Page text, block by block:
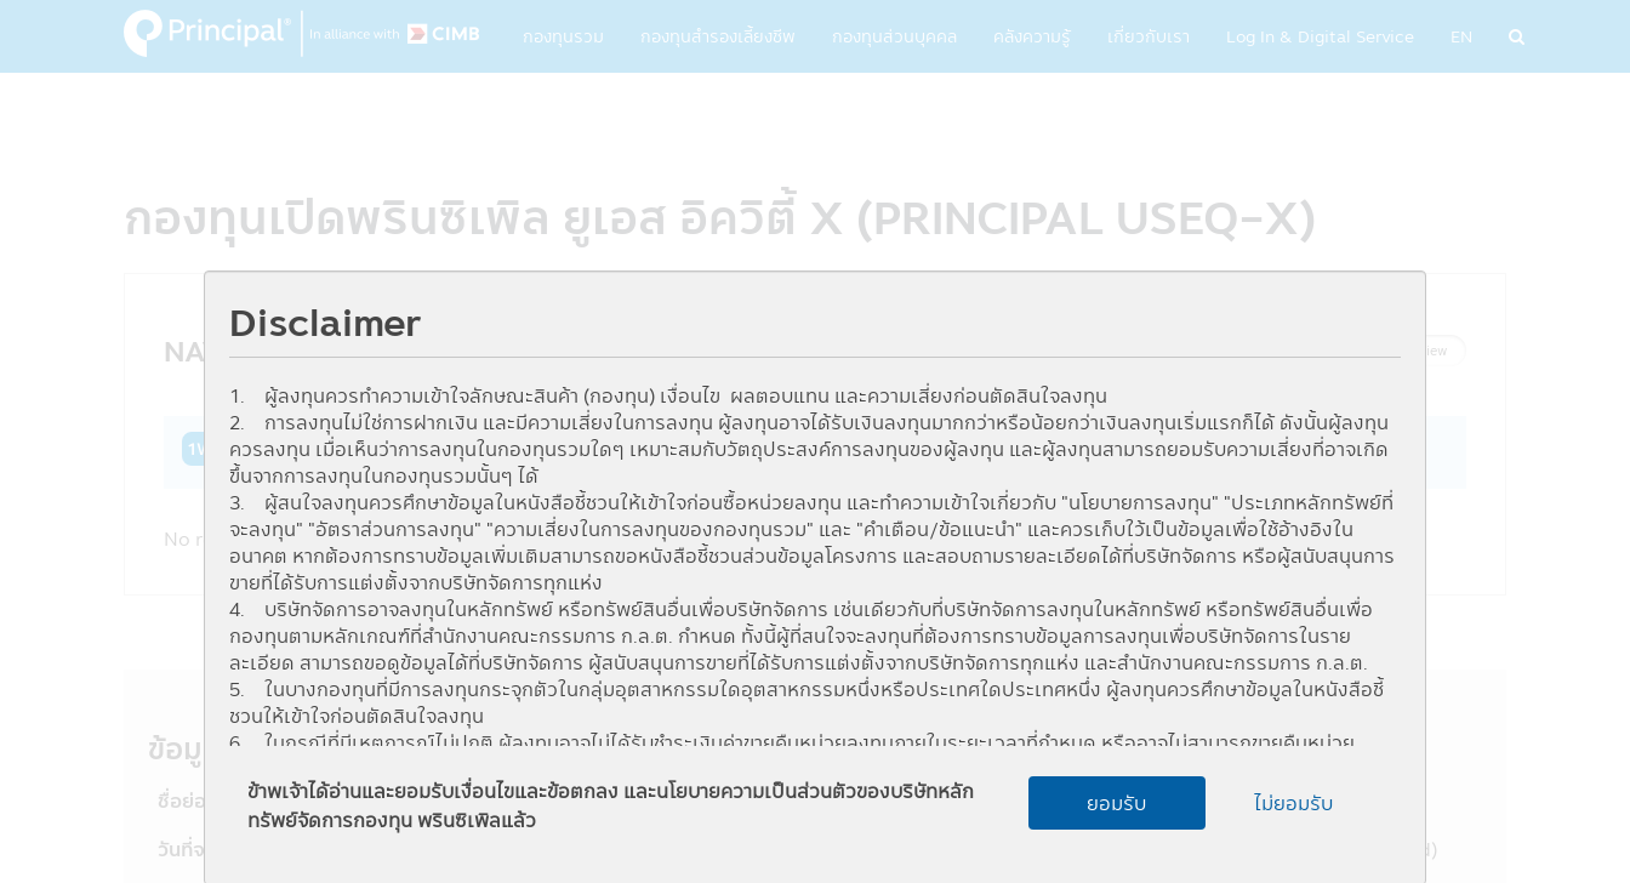
Disclaimer
1. ผู้ลงทุนควรทำความเข้าใจลักษณะสินค้า (กองทุน) เงื่อนไข ผลตอบแทน และความเสี่ยงก่อนตัดสินใจลงทุน
2. การลงทุนไม่ใช่การฝากเงิน และมีความเสี่ยงในการลงทุน ผู้ลงทุนอาจได้รับเงินลงทุนมากกว่าหรือน้อยกว่าเงินลงทุนเริ่มแรกก็ได้ ดังนั้นผู้ลงทุน
ควรลงทุน เมื่อเห็นว่าการลงทุนในกองทุนรวมใดๆ เหมาะสมกับวัตถุประสงค์การลงทุนของผู้ลงทุน และผู้ลงทุนสามารถยอมรับความเสี่ยงที่อาจเกิด
ขึ้นจากการลงทุนในกองทุนรวมนั้นๆ ได้
3. ผู้สนใจลงทุนควรศึกษาข้อมูลในหนังสือชี้ชวนให้เข้าใจก่อนซื้อหน่วยลงทุน และทำความเข้าใจเกี่ยวกับ "นโยบายการลงทุน" "ประเภทหลักทรัพย์ที่
จะลงทุน" "อัตราส่วนการลงทุน" "ความเสี่ยงในการลงทุนของกองทุนรวม" และ "คำเตือน/ข้อแนะนำ" และควรเก็บใว้เป็นข้อมูลเพื่อใช้อ้างอิงใน
อนาคต หากต้องการทราบข้อมูลเพิ่มเติมสามารถขอหนังสือชี้ชวนส่วนข้อมูลโครงการ และสอบถามรายละเอียดได้ที่บริษัทจัดการ หรือผู้สนับสนุนการ
ขายที่ได้รับการแต่งตั้งจากบริษัทจัดการทุกแห่ง
4. บริษัทจัดการอาจลงทุนในหลักทรัพย์ หรือทรัพย์สินอื่นเพื่อบริษัทจัดการ เช่นเดียวกับที่บริษัทจัดการลงทุนในหลักทรัพย์ หรือทรัพย์สินอื่นเพื่อ
กองทุนตามหลักเกณฑ์ที่สำนักงานคณะกรรมการ ก.ล.ต. กำหนด ทั้งนี้ผู้ที่สนใจจะลงทุนที่ต้องการทราบข้อมูลการลงทุนเพื่อบริษัทจัดการในราย
ละเอียด สามารถขอดูข้อมูลได้ที่บริษัทจัดการ ผู้สนับสนุนการขายที่ได้รับการแต่งตั้งจากบริษัทจัดการทุกแห่ง และสำนักงานคณะกรรมการ ก.ล.ต.
5. ในบางกองทุนที่มีการลงทุนกระจุกตัวในกลุ่มอุตสาหกรรมใดอุตสาหกรรมหนึ่งหรือประเทศใดประเทศหนึ่ง ผู้ลงทุนควรศึกษาข้อมูลในหนังสือชี้
ชวนให้เข้าใจก่อนตัดสินใจลงทุน
6. ในกรณีที่มีเหตุการณ์ไม่ปกติ ผู้ลงทุนอาจไม่ได้รับชำระเงินค่าขายคืนหน่วยลงทุนภายในระยะเวลาที่กำหนด หรืออาจไม่สามารถขายคืนหน่วย
7. ในกรณีที่กองทุนรวมไม่สามารถดำรงสินทรัพย์สภาพคล่องได้ตามที่สำนักงานคณะกรรมการ ก.ล.ต. กำหนด ผู้ลงทุนอาจไม่สามารถขายคืนหน่วย
ลงทุนได้ตามที่มีคำสั่งไว้
ข้าพเจ้าได้อ่านและยอมรับเงื่อนไขและข้อตกลง และนโยบายความเป็นส่วนตัวของบริษัทหลัก
ทรัพย์จัดการกองทุน พรินซิเพิลแล้ว
ยอมรับ ไม่ยอมรับ
main
EN
Main
navigation
กองทุนรวม กองทุนสำรองเลี้ยงชีพ กองทุนส่วนบุคคล คลังความรู้ เกี่ยวกับเรา Log In & Digital Service
กองทุนเปิดพรินซิเพิล ยูเอส อิควิตี้ X (PRINCIPAL USEQ-X)
NAV History Graph View
1W 1M 3M 6M YTD 1Y 3Y 5Y From To
No records found !
ข้อมูลกองทุน
ชื่อย่อ PRINCIPAL USEQ-X ระดับความเสี่ยง
6 (เสี่ยงสูง)
วันที่จดทะเบียนกองทุน
กองทุนรวมตราสารทุน (Feeder Fund)